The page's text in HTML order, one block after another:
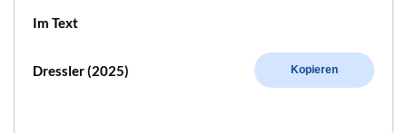
Im Text
Dressler (2025) Kopieren